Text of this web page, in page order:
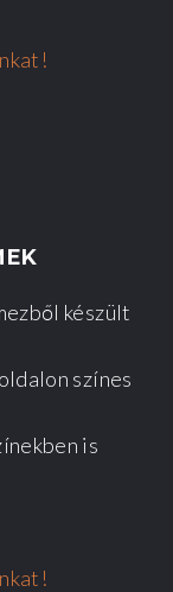
készült
színes
is